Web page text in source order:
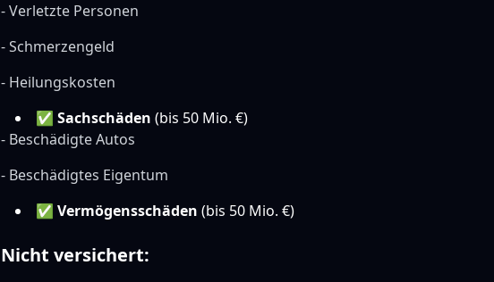
- Verletzte Personen
- Schmerzengeld
- Heilungskosten
✅ Sachschäden (bis 50 Mio. €)
- Beschädigte Autos
- Beschädigtes Eigentum
✅ Vermögensschäden (bis 50 Mio. €)
Nicht versichert: